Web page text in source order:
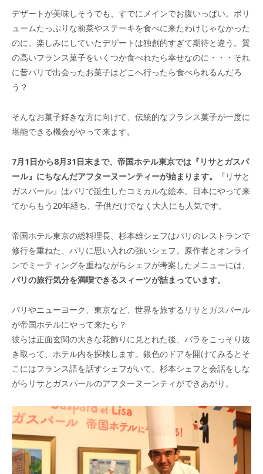
デザートが美味しそうでも、すでにメインでお腹いっぱい。ボリ
ュームたっぷりな前菜やステーキを食べに来たわけじゃなかった
のに。楽しみにしていたデザートは独創的すぎて期待と違う。質
の高いフランス菓子をいくつか食べれたら幸せなのに・・・それ
に昔パリで出会ったお菓子はどこへ行ったら食べられるんだろ
う？
そんなお菓子好きな方に向けて、伝統的なフランス菓子が一度に
堪能できる機会がやって来ます。
7月1日から8月31日末まで、帝国ホテル東京では『リサとガスパ
ール』にちなんだアフターヌーンティーが始まります。
『リサと
ガスパール』はパリで誕生したコミカルな絵本。日本にやって来
てからもう20年経ち、子供だけでなく大人にも人気です。
帝国ホテル東京の総料理長、杉本雄シェフはパリのレストランで
修行を重ねた、パリに思い入れの強いシェフ。原作者とオンライ
ンでミーティングを重ねながらシェフが考案したメニューには、
パリの旅行気分を満喫できるスィーツが詰まっています。
パリやニューヨーク、東京など、世界を旅するリサとガスパール
が帝国ホテルにやって来たら？
彼らは正面玄関の大きな花飾りに見とれた後、バラをこっそり抜
き取って、ホテル内を探検します。銀色のドアを開けてみるとそ
こにはフランス語を話すシェフがいて、杉本シェフと会話をしな
がらリサとガスパールのアフターヌーンティができあがり。